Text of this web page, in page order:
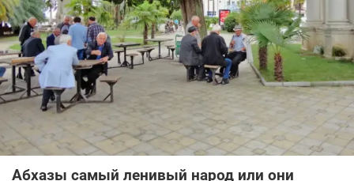
Абхазы самый ленивый народ или они